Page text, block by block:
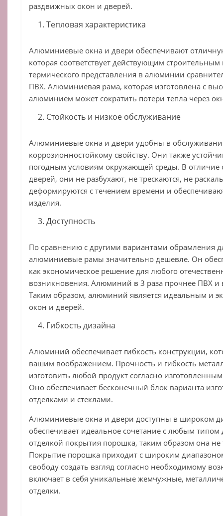
раздвижных окон и дверей.
Тепловая характеристика
Алюминиевые окна и двери обеспечивают
которая соответствует действующим
термического представления в алюминии
ПВХ. Алюминиевая рама, которая изготовлена с
алюминием может сократить потери тепла через
Стойкость и низкое обслуживание
Алюминиевые окна и двери удобны в
коррозионностойкому свойству. Они также
погодным условиям окружающей среды. В отличие
дверей, они не разбухают, не трескаются, не
деформируются с течением времени и
изделия.
Доступность
По сравнению с другими вариантами обрамления
алюминиевые рамы значительно дешевле. Он
как экономическое решение для любого
возникновения. Алюминий в 3 раза прочнее ПВХ и
Таким образом, алюминий является идеальным и
окон и дверей.
Гибкость дизайна
Алюминий обеспечивает гибкость конструкции,
вашим воображением. Прочность и гибкость
изготовить любой продукт согласно
Оно обеспечивает бесконечный блок варианта
отделками и стеклами.
Алюминиевые окна и двери доступны в широком
обеспечивает идеальное сочетание с любым типом
отделкой покрытия порошка, таким образом она не
Покрытие порошка приходит с широким
свободу создать взгляд согласно необходимому
включает в себя уникальные жемчужные,
отделки.